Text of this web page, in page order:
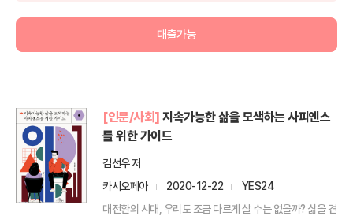
대출가능
[인문/사회] 지속가능한 삶을 모색하는 사피엔스
를 위한 가이드
김선우 저
카시오페아
2020-12-22
YES24
대전환의 시대, 우리도 조금 다르게 살 수는 없을까? 삶을 견